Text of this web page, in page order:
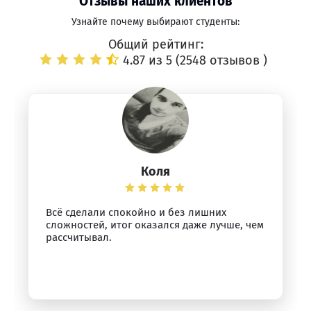
Узнайте почему выбирают студенты:
Общий рейтинг:
4.87 из 5 (2548 отзывов )
Коля
Всё сделали спокойно и без лишних
сложностей, итог оказался даже лучше, чем
рассчитывал.